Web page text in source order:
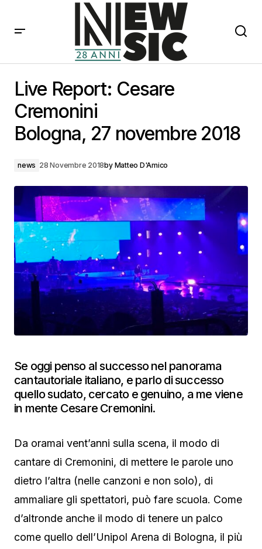
Bologna, 27 novembre 2018
Live Report: Cesare
Cremonini
Bologna, 27 novembre 2018
news 28 Novembre 2018by Matteo D'Amico
Se oggi penso al successo nel panorama
cantautoriale italiano, e parlo di successo
quello sudato, cercato e genuino, a me viene
in mente Cesare Cremonini.
Da oramai vent’anni sulla scena, il modo di
cantare di Cremonini, di mettere le parole uno
dietro l’altra (nelle canzoni e non solo), di
ammaliare gli spettatori, può fare scuola. Come
d’altronde anche il modo di tenere un palco
come quello dell’Unipol Arena di Bologna, il più